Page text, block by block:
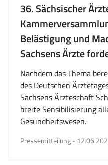
36. Sächsischer
Belästigung und
Sachsens Ärzte
Nachdem das Thema
des Deutschen
Sachsens Ärzteschaft
breite Sensibilisierung
Gesundheitswesen.
Pressemitteilung-